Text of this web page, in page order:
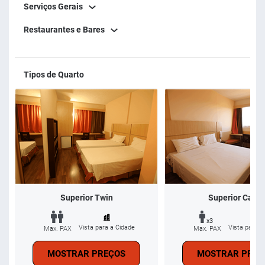
Serviços Gerais
Restaurantes e Bares
Tipos de Quarto
Superior Twin
Max. PAX Vista para a Cidade
MOSTRAR PREÇOS
Superior Casal
x3
Max. PAX
Vista para a
MOSTRAR